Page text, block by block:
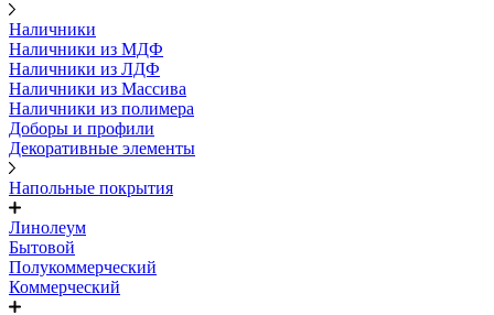
Наличники
Наличники из МДФ
Наличники из ЛДФ
Наличники из Массива
Наличники из полимера
Доборы и профили
Декоративные элементы
Напольные покрытия
Линолеум
Бытовой
Полукоммерческий
Коммерческий